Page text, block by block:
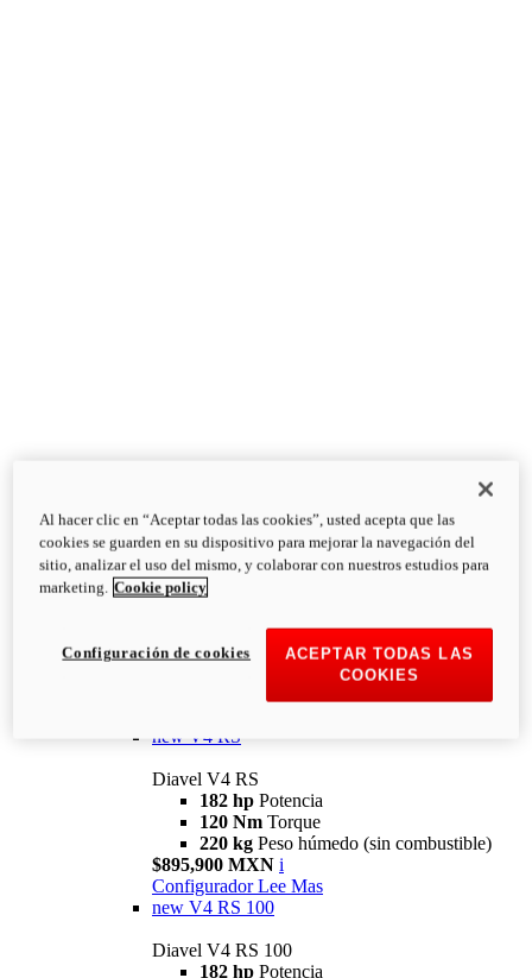
Diavel
V4
Diavel V4
126 NmTorque
223 kg
PESO HÚMEDO SIN
new V4 RS
Diavel V4 RS
182 hp Potencia
120 Nm Torque
220 kg Peso húmedo (sin combustible)
$895,900 MXN i
Configurador Lee Mas
new V4 RS 100
Diavel V4 RS 100
182 hp Potencia
Al hacer clic en “Aceptar todas las cookies”, usted acepta que las
cookies se guarden en su dispositivo para mejorar la navegación del
sitio, analizar el uso del mismo, y colaborar con nuestros estudios para
marketing. Cookie policy
ACEPTAR TODAS LAS
COOKIES
Configuración de cookies